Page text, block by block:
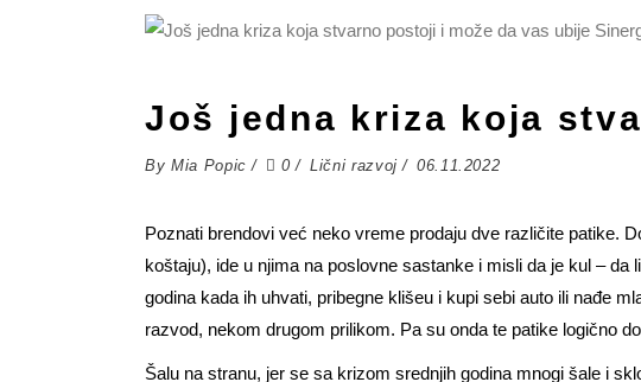
Još jedna kriza koja
By Mia Popic 0 Lični razvoj 06.11.2022
Poznati brendovi već neko vreme prodaju dve različite patike.
koštaju), ide u njima na poslovne sastanke i misli da je kul –
godina kada ih uhvati, pribegne klišeu i kupi sebi auto ili nađe
razvod, nekom drugom prilikom. Pa su onda te patike logično
Šalu na stranu, jer se sa krizom srednjih godina mnogi šale i